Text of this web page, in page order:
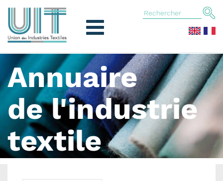
Annuaire
de l'industrie
textile